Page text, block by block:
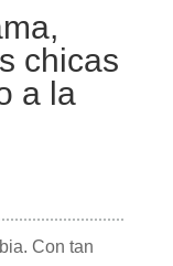
chicas
a la
Con tan